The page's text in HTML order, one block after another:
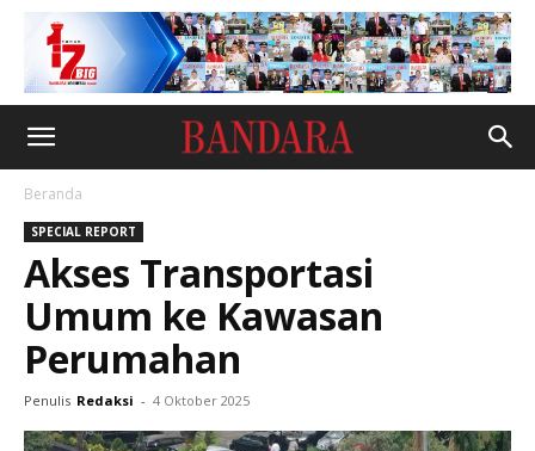
Beranda
SPECIAL REPORT
Akses Transportasi
Umum ke Kawasan
Perumahan
Penulis Redaksi - 4 Oktober 2025